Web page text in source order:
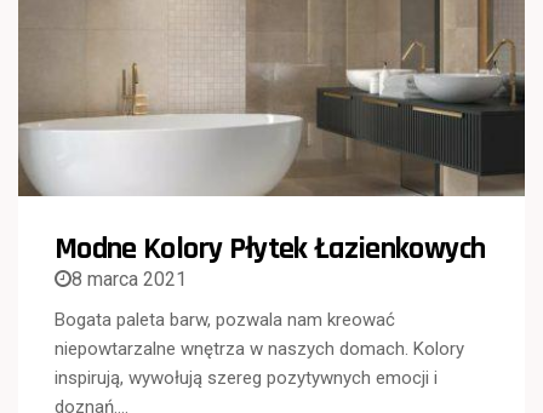
Modne Kolory Płytek Łazienkowych
8 marca 2021
Bogata paleta barw, pozwala nam kreować
niepowtarzalne wnętrza w naszych domach. Kolory
inspirują, wywołują szereg pozytywnych emocji i
doznań….